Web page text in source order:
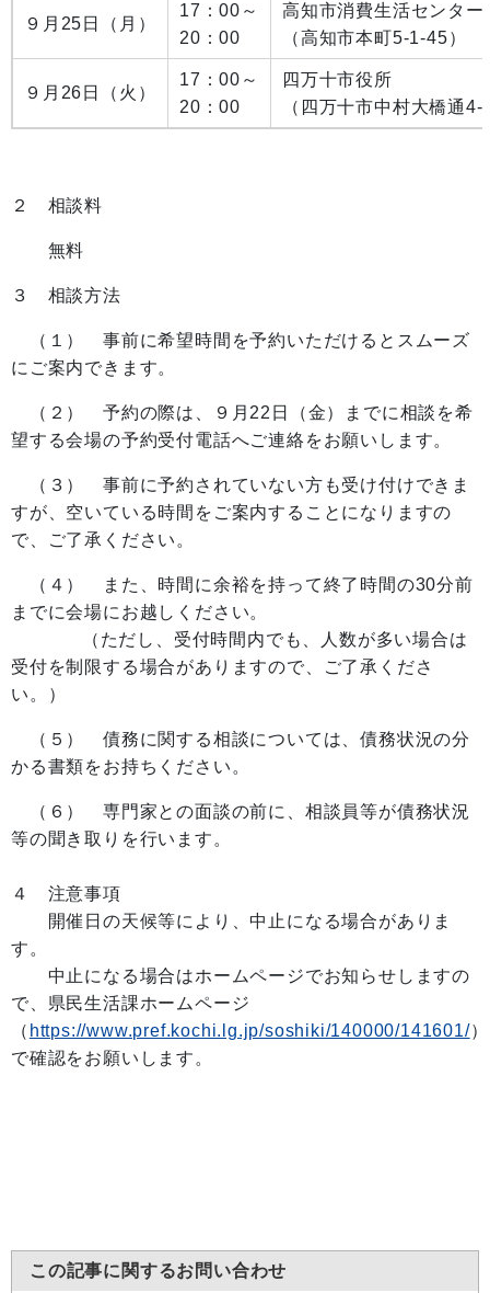
９月25日（月）
17：00～
20：00
高知市消費生活センター
（高知市本町5-1-45）
９月26日（火）
17：00～
20：00
四万十市役所
（四万十市中村大橋通
２ 相談料
無料
３ 相談方法
（１） 事前に希望時間を予約いただけるとスムーズ
にご案内できます。
（２） 予約の際は、９月22日（金）までに相談を希
望する会場の予約受付電話へご連絡をお願いします。
（３） 事前に予約されていない方も受け付けできま
すが、空いている時間をご案内することになりますの
で、ご了承ください。
（４） また、時間に余裕を持って終了時間の30分前
までに会場にお越しください。
（ただし、受付時間内でも、人数が多い場合は
受付を制限する場合がありますので、ご了承くださ
い。）
（５） 債務に関する相談については、債務状況の分
かる書類をお持ちください。
（６） 専門家との面談の前に、相談員等が債務状況
等の聞き取りを行います。
４ 注意事項
開催日の天候等により、中止になる場合がありま
す。
中止になる場合はホームページでお知らせしますの
で、県民生活課ホームページ
（ https://www.pref.kochi.lg.jp/soshiki/140000/141601/）
で確認をお願いします。
この記事に関するお問い合わせ